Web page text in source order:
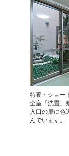
特養・ショ
全室「洗畳」
入口の扉に色
んでいます。